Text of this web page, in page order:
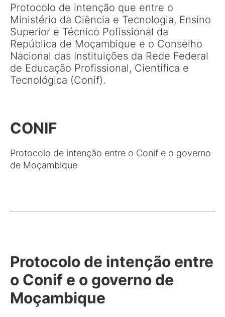
Protocolo de intenção que entre o
Ministério da Ciência e Tecnologia, Ensino
Superior e Técnico Pofissional da
República de Moçambique e o Conselho
Nacional das Instituições da Rede Federal
de Educação Profissional, Científica e
Tecnológica (Conif).
CONIF
Protocolo de intenção entre o Conif e o governo
de Moçambique
Protocolo de intenção entre
o Conif e o governo de
Moçambique